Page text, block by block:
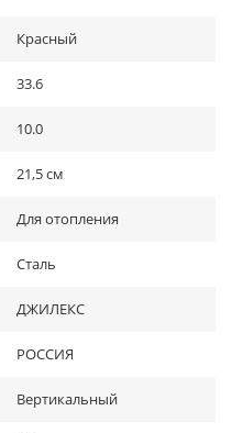
Красный
33.6
10.0
21,5 см
Для отопления
Сталь
ДЖИЛЕКС
РОССИЯ
Вертикальный